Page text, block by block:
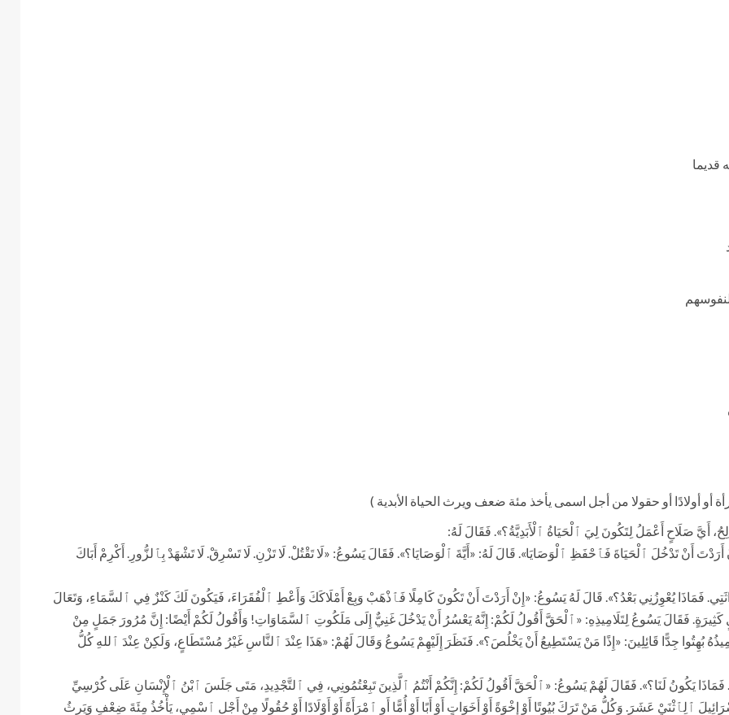
أو أولادًا أو حقولا من أجل اسمى يأخذ مئة ضعف ويرث الحياة الأبدية )
أَيَّ صَلَاحٍ أَعْمَلُ لِتَكُونَ لِيَ ٱلْحَيَاةُ ٱلْأَبَدِيَّةُ؟». فَقَالَ لَهُ:
أَنْ تَدْخُلَ ٱلْحَيَاةَ فَٱحْفَظِ ٱلْوَصَايَا». قَالَ لَهُ: «أَيَّةَ ٱلْوَصَايَا؟». فَقَالَ يَسُوعُ: «لَا تَقْتُلْ. لَا تَزْنِ. لَا تَسْرِقْ. لَا تَشْهَدْ بِٱلزُّورِ. أَكْرِمْ أَبَاكَ
فَمَاذَا يُعْوِزُنِي بَعْدُ؟». قَالَ لَهُ يَسُوعُ: «إِنْ أَرَدْتَ أَنْ تَكُونَ كَامِلًا فَٱذْهَبْ وَبِعْ أَمْلَاكَكَ وَأَعْطِ ٱلْفُقَرَاءَ، فَيَكُونَ لَكَ كَنْزٌ فِي ٱلسَّمَاءِ، وَتَعَالَ
كَثِيرَةٍ. فَقَالَ يَسُوعُ لِتَلَامِيذِهِ: «ٱلْحَقَّ أَقُولُ لَكُمْ: إِنَّهُ يَعْسُرُ أَنْ يَدْخُلَ غَنِيٌّ إِلَى مَلَكُوتِ ٱلسَّمَاوَاتِ! وَأَقُولُ لَكُمْ أَيْضًا: إِنَّ مُرُورَ جَمَلٍ مِنْ
بُهِتُوا جِدًّا قَائِلِينَ: «إِذًا مَنْ يَسْتَطِيعُ أَنْ يَخْلُصَ؟». فَنَظَرَ إِلَيْهِمْ يَسُوعُ وَقَالَ لَهُمْ: «هَذَا عِنْدَ ٱلنَّاسِ غَيْرُ مُسْتَطَاعٍ، وَلَكِنْ عِنْدَ ٱللهِ كُلُّ
يَكُونُ لَنَا؟». فَقَالَ لَهُمْ يَسُوعُ: «ٱلْحَقَّ أَقُولُ لَكُمْ: إِنَّكُمْ أَنْتُمُ ٱلَّذِينَ تَبِعْتُمُونِي، فِي ٱلتَّجْدِيدِ، مَتَى جَلَسَ ٱبْنُ ٱلْإِنْسَانِ عَلَى كُرْسِيِّ
ٱلِٱثْنَيْ عَشَرَ. وَكُلُّ مَنْ تَرَكَ بُيُوتًا أَوْ إِخْوَةً أَوْ أَخَوَاتٍ أَوْ أَبًا أَوْ أُمًّا أَوِ ٱمْرَأَةً أَوْ أَوْلَادًا أَوْ حُقُولًا مِنْ أَجْلِ ٱسْمِي، يَأْخُذُ مِئَةَ ضِعْفٍ وَيَرِثُ